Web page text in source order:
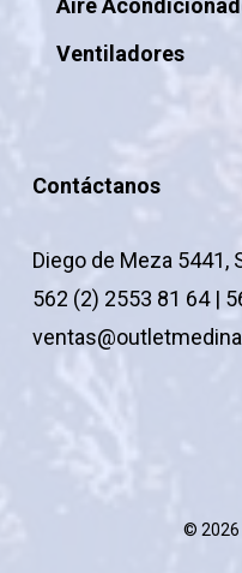
Aire
Ventiladores
Contáctanos
Diego de Meza 5441,
562 (2) 2553 81 64 |
© 2026